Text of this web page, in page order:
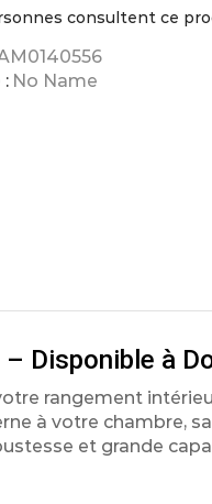
consultent ce
: No Name
Disponible à
rangement
à votre chambre,
et grande